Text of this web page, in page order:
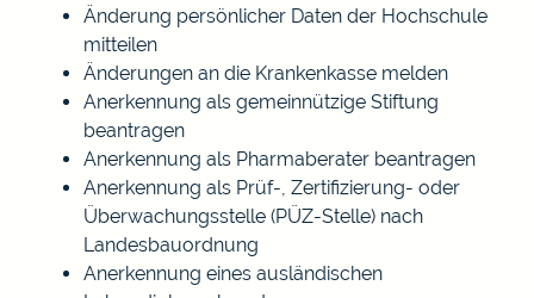
Änderung persönlicher Daten der Hochschule
mitteilen
Änderungen an die Krankenkasse melden
Anerkennung als gemeinnützige Stiftung
beantragen
Anerkennung als Pharmaberater beantragen
Anerkennung als Prüf-, Zertifizierung- oder
Überwachungsstelle (PÜZ-Stelle) nach
Landesbauordnung
Anerkennung eines ausländischen